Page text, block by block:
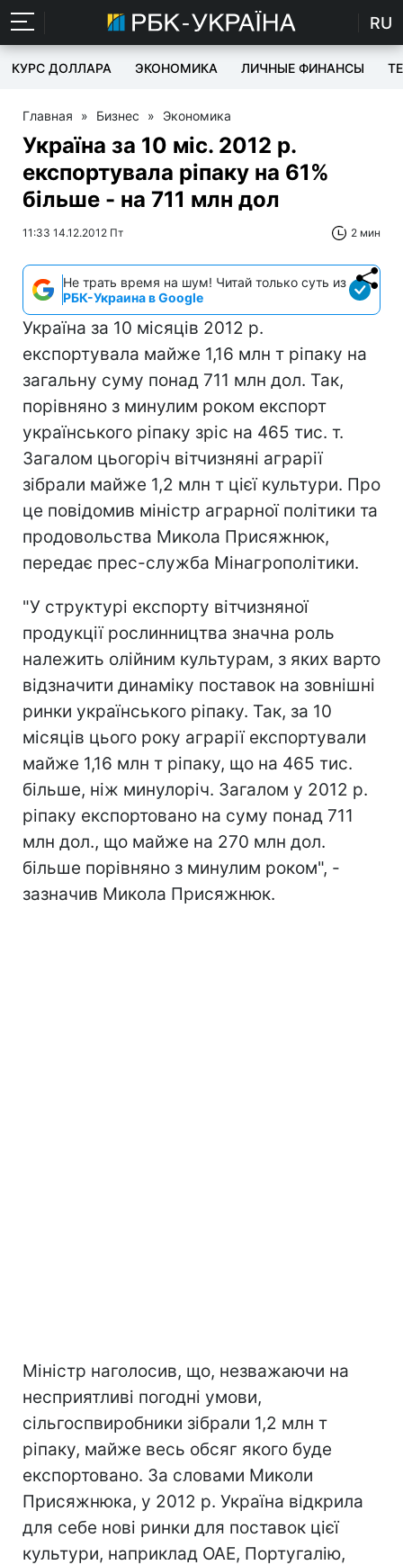
RU
КУРС ДОЛЛАРА ЭКОНОМИКА ЛИЧНЫЕ ФИНАНСЫ
Главная » Бизнес » Экономика
Україна за 10 міс. 2012 р.
експортувала ріпаку на 61%
більше - на 711 ​​млн дол
11:33 14.12.2012 Пт 2 мин
Не трать время на шум! Читай только суть из
РБК-Украина в Google
Україна за 10 місяців 2012 р.
експортувала майже 1,16 млн т ріпаку на
загальну суму понад 711 млн дол. Так,
порівняно з минулим роком експорт
українського ріпаку зріс на 465 тис. т.
Загалом цьогоріч вітчизняні аграрії
зібрали майже 1,2 млн т цієї культури. Про
це повідомив міністр аграрної політики та
продовольства Микола Присяжнюк,
передає прес-служба Мінагрополітики.
"У структурі експорту вітчизняної
продукції рослинництва значна роль
належить олійним культурам, з яких варто
відзначити динаміку поставок на зовнішні
ринки українського ріпаку. Так, за 10
місяців цього року аграрії експортували
майже 1,16 млн т ріпаку, що на 465 тис.
більше, ніж минулоріч. Загалом у 2012 р.
ріпаку експортовано на суму понад 711
млн дол., що майже на 270 млн дол.
більше порівняно з минулим роком", -
зазначив Микола Присяжнюк.
Міністр наголосив, що, незважаючи на
несприятливі погодні умови,
сільгоспвиробники зібрали 1,2 млн т
ріпаку, майже весь обсяг якого буде
експортовано. За словами Миколи
Присяжнюка, у 2012 р. Україна відкрила
для себе нові ринки для поставок цієї
культури, наприклад ОАЕ, Португалію,